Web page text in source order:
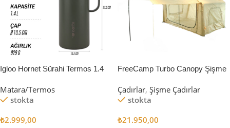
Igloo Hornet Sürahi Termos 1.4
Matara/Termos
stokta
₺2.999,00
FreeCamp Turbo Canopy Şişme
Çadırlar, Şişme Çadırlar
stokta
₺21.950,00